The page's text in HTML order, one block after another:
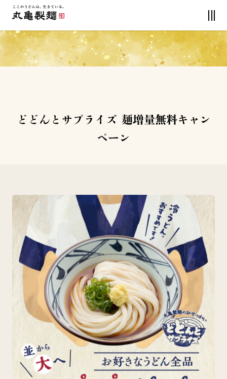
どどんとサプライズ 麺増量無料キャン
ペーン